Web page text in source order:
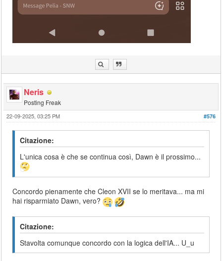
Neris
Posting Freak
#576
22-09-2025, 03:25 PM
Citazione:
L'unica cosa è che se continua così, Dawn è il prossimo...
Concordo pienamente che Cleon XVII se lo meritava... ma mi
hai risparmiato Dawn, vero?
Citazione:
Stavolta comunque concordo con la logica dell'IA... U_u